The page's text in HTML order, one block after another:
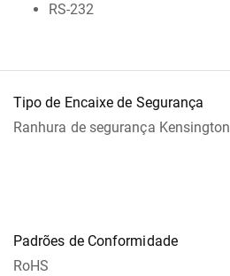
RS-232
Tipo de Encaixe de Segurança
Ranhura de segurança Kensington
Padrões de Conformidade
RoHS